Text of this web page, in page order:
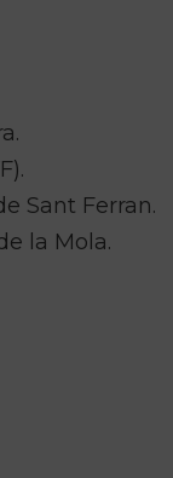
Sant Ferran.
la Mola.